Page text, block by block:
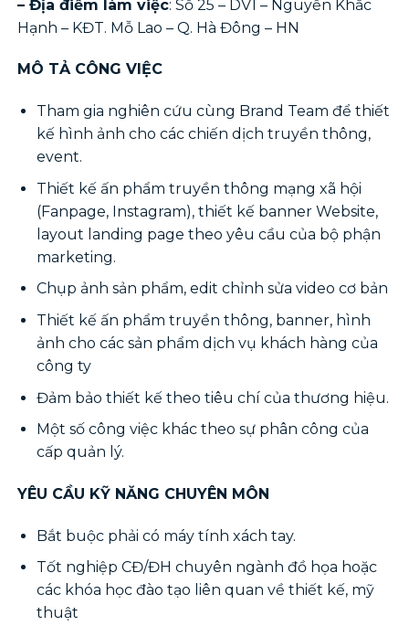
– Địa điểm làm việc: Số 25 – DV1 – Nguyễn Khắc
Hạnh – KĐT. Mỗ Lao – Q. Hà Đông – HN
MÔ TẢ CÔNG VIỆC
Tham gia nghiên cứu cùng Brand Team để thiết
kế hình ảnh cho các chiến dịch truyền thông,
event.
Thiết kế ấn phẩm truyền thông mạng xã hội
(Fanpage, Instagram), thiết kế banner Website,
layout landing page theo yêu cầu của bộ phận
marketing.
Chụp ảnh sản phẩm, edit chỉnh sửa video cơ bản
Thiết kế ấn phẩm truyền thông, banner, hình
ảnh cho các sản phẩm dịch vụ khách hàng của
công ty
Đảm bảo thiết kế theo tiêu chí của thương hiệu.
Một số công việc khác theo sự phân công của
cấp quản lý.
YÊU CẦU KỸ NĂNG CHUYÊN MÔN
Bắt buộc phải có máy tính xách tay.
Tốt nghiệp CĐ/ĐH chuyên ngành đồ họa hoặc
các khóa học đào tạo liên quan về thiết kế, mỹ
thuật